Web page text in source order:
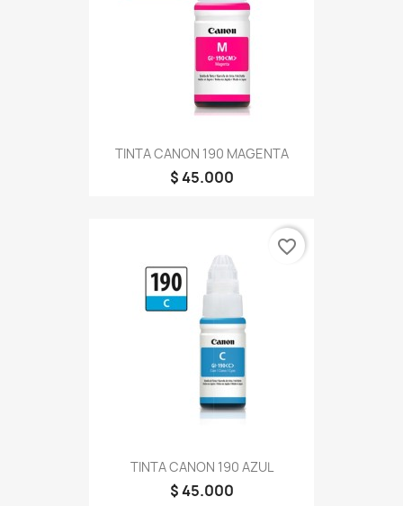
TINTA CANON 190 MAGENTA
$ 45.000
TINTA CANON 190 AZUL
$ 45.000
favorite_border